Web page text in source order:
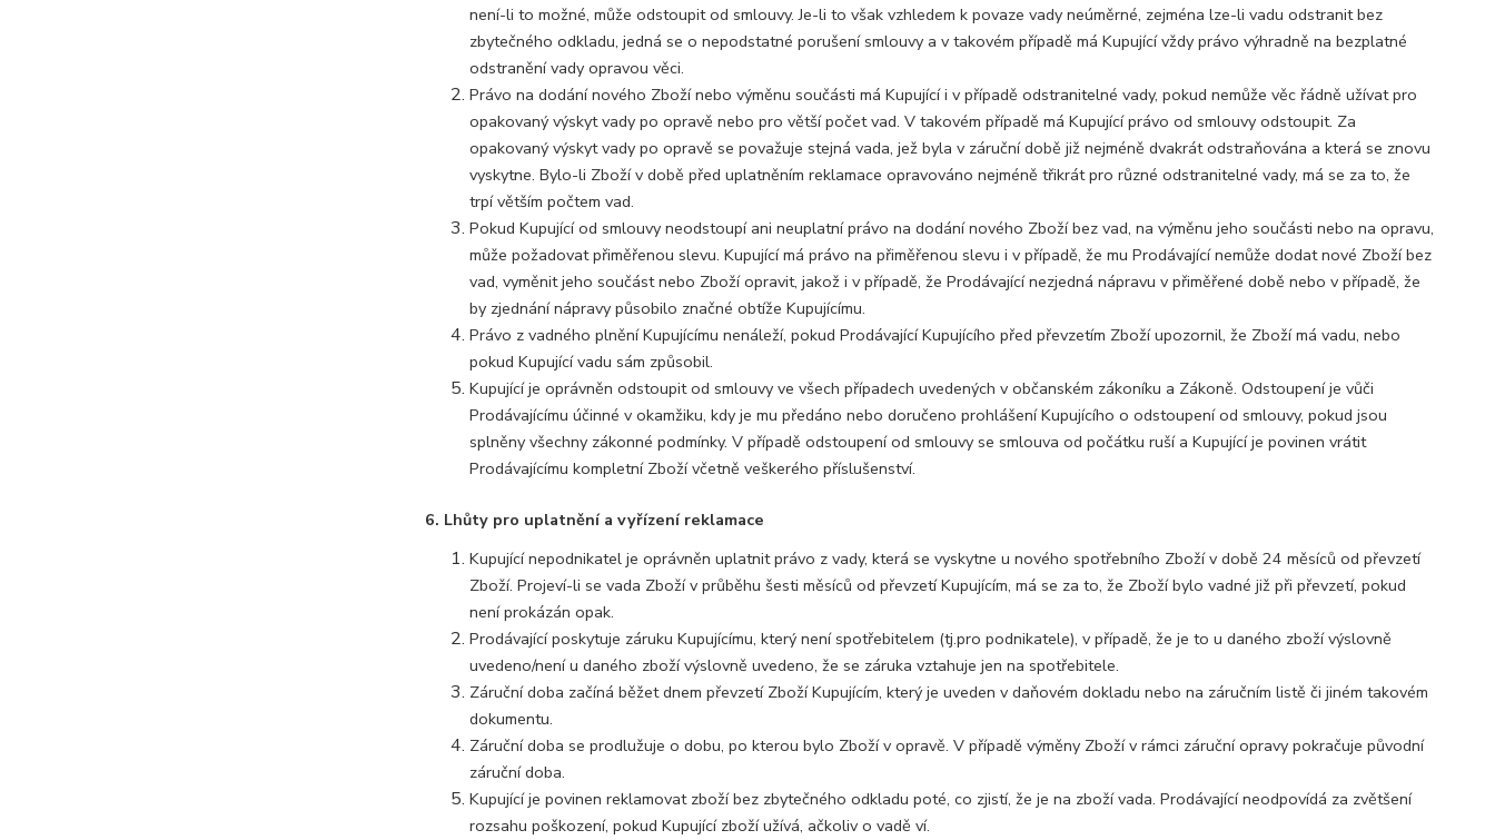
není-li to možné, může odstoupit od smlouvy. Je-li to však vzhledem k povaze vady neúměrné, zejména lze-li vadu odstranit bez
zbytečného odkladu, jedná se o nepodstatné porušení smlouvy a v takovém případě má Kupující vždy právo výhradně na bezplatné
odstranění vady opravou věci.
Právo na dodání nového Zboží nebo výměnu součásti má Kupující i v případě odstranitelné vady, pokud nemůže věc řádně užívat pro
opakovaný výskyt vady po opravě nebo pro větší počet vad. V takovém případě má Kupující právo od smlouvy odstoupit. Za
opakovaný výskyt vady po opravě se považuje stejná vada, jež byla v záruční době již nejméně dvakrát odstraňována a která se znovu
vyskytne. Bylo-li Zboží v době před uplatněním reklamace opravováno nejméně třikrát pro různé odstranitelné vady, má se za to, že
trpí větším počtem vad.
Pokud Kupující od smlouvy neodstoupí ani neuplatní právo na dodání nového Zboží bez vad, na výměnu jeho součásti nebo na opravu,
může požadovat přiměřenou slevu. Kupující má právo na přiměřenou slevu i v případě, že mu Prodávající nemůže dodat nové Zboží bez
vad, vyměnit jeho součást nebo Zboží opravit, jakož i v případě, že Prodávající nezjedná nápravu v přiměřené době nebo v případě, že
by zjednání nápravy působilo značné obtíže Kupujícímu.
Právo z vadného plnění Kupujícímu nenáleží, pokud Prodávající Kupujícího před převzetím Zboží upozornil, že Zboží má vadu, nebo
pokud Kupující vadu sám způsobil.
Kupující je oprávněn odstoupit od smlouvy ve všech případech uvedených v občanském zákoníku a Zákoně. Odstoupení je vůči
Prodávajícímu účinné v okamžiku, kdy je mu předáno nebo doručeno prohlášení Kupujícího o odstoupení od smlouvy, pokud jsou
splněny všechny zákonné podmínky. V případě odstoupení od smlouvy se smlouva od počátku ruší a Kupující je povinen vrátit
Prodávajícímu kompletní Zboží včetně veškerého příslušenství.
6. Lhůty pro uplatnění a vyřízení reklamace
Kupující nepodnikatel je oprávněn uplatnit právo z vady, která se vyskytne u nového spotřebního Zboží v době 24 měsíců od převzetí
Zboží. Projeví-li se vada Zboží v průběhu šesti měsíců od převzetí Kupujícím, má se za to, že Zboží bylo vadné již při převzetí, pokud
není prokázán opak.
Prodávající poskytuje záruku Kupujícímu, který není spotřebitelem (tj.pro podnikatele), v případě, že je to u daného zboží výslovně
uvedeno/není u daného zboží výslovně uvedeno, že se záruka vztahuje jen na spotřebitele.
Záruční doba začíná běžet dnem převzetí Zboží Kupujícím, který je uveden v daňovém dokladu nebo na záručním listě či jiném takovém
dokumentu.
Záruční doba se prodlužuje o dobu, po kterou bylo Zboží v opravě. V případě výměny Zboží v rámci záruční opravy pokračuje původní
záruční doba.
Kupující je povinen reklamovat zboží bez zbytečného odkladu poté, co zjistí, že je na zboží vada. Prodávající neodpovídá za zvětšení
rozsahu poškození, pokud Kupující zboží užívá, ačkoliv o vadě ví.